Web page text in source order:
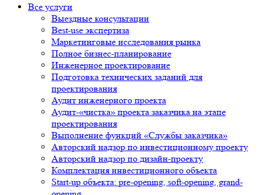
Все услуги
Выездные консультации
Best-use экспертиза
Маркетинговые исследования рынка
Полное бизнес-планирование
Инженерное проектирование
Подготовка технических заданий для
проектирования
Аудит инженерного проекта
Аудит-«чистка» проекта заказчика на этапе
проектирования
Выполнение функций «Службы заказчика»
Авторский надзор по инвестиционному проекту
Авторский надзор по дизайн-проекту
Комплектация инвестиционного объекта
Start-up объекта: pre-opening, soft-opening, grand-